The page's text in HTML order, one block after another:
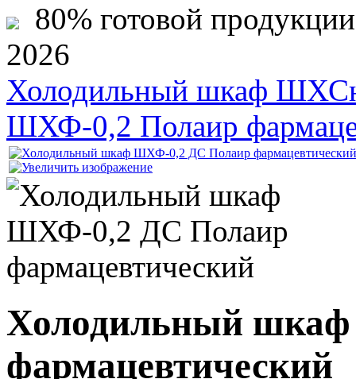
80% готовой
2026
Холодильный шкаф
ШХФ-0,2 Полаир
Холодильный
фармацевтический